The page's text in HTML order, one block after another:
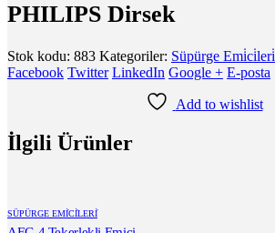
PHILIPS Dirsek
Stok kodu: 883 Kategoriler: Süpürge Emi̇ci̇leri̇
Facebook Twitter LinkedIn Google + E-posta
Add to wishlist
İlgili Ürünler
SÜPÜRGE EMİCİLERİ